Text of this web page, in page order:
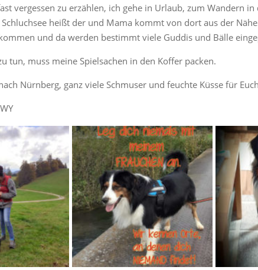
vergessen zu erzählen, ich gehe in Urlaub, zum Wandern in
Schluchsee heißt der und Mama kommt von dort aus der
und da werden bestimmt viele Guddis und Bälle
tun, muss meine Spielsachen in den Koffer packen.
Nürnberg, ganz viele Schmuser und feuchte Küsse für